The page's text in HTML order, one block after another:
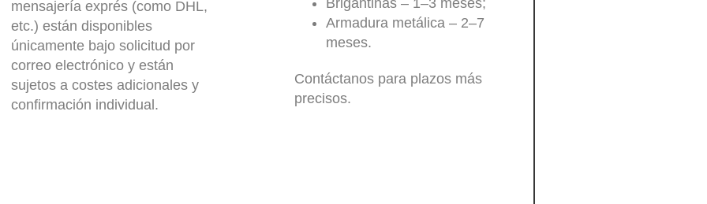
mensajería exprés (como DHL,
etc.) están disponibles
únicamente bajo solicitud por
correo electrónico y están
sujetos a costes adicionales y
confirmación individual.
Armadura metálica – 2–7
meses.
Contáctanos para plazos más
precisos.